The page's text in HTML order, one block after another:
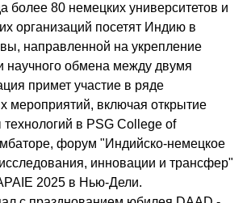
более 80 немецких университетов и
организаций посетят Индию в
направленной на укрепление
научного обмена между двумя
примет участие в ряде
мероприятий, включая открытие
в PSG College of
форум "Индийско-немецкое
инновации и трансфер"
2025 в Нью-Дели.